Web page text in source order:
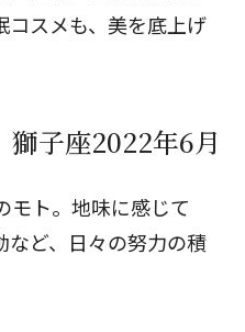
コスメも、美を底上げ
獅子座2022年6月
モト。地味に感じて
など、日々の努力の積